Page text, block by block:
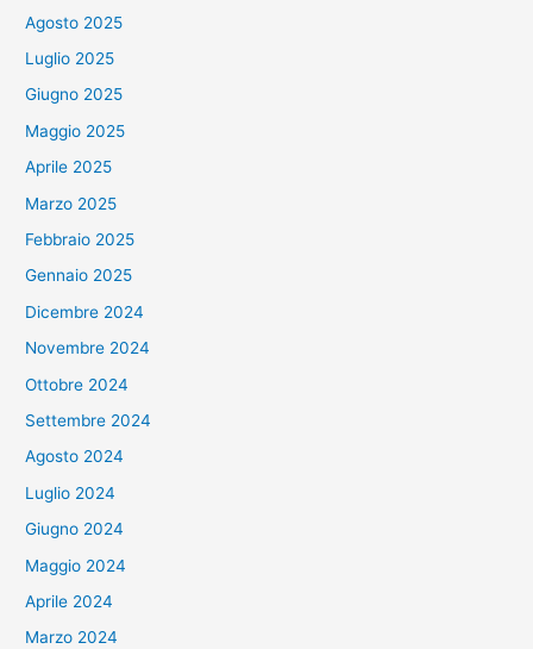
Agosto 2025
Luglio 2025
Giugno 2025
Maggio 2025
Aprile 2025
Marzo 2025
Febbraio 2025
Gennaio 2025
Dicembre 2024
Novembre 2024
Ottobre 2024
Settembre 2024
Agosto 2024
Luglio 2024
Giugno 2024
Maggio 2024
Aprile 2024
Marzo 2024